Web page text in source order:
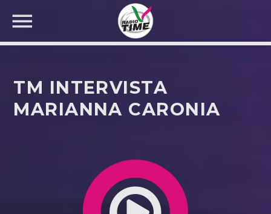
TM INTERVISTA
MARIANNA CARONIA